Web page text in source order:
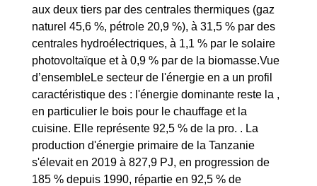
aux deux tiers par des centrales thermiques (gaz
naturel 45,6 %, pétrole 20,9 %), à 31,5 % par des
centrales hydroélectriques, à 1,1 % par le solaire
photovoltaïque et à 0,9 % par de la biomasse.Vue
d’ensembleLe secteur de l'énergie en a un profil
caractéristique des : l'énergie dominante reste la ,
en particulier le bois pour le chauffage et la
cuisine. Elle représente 92,5 % de la pro. . La
production d'énergie primaire de la Tanzanie
s'élevait en 2019 à 827,9 PJ, en progression de
185 % depuis 1990, répartie en 92,5 % de